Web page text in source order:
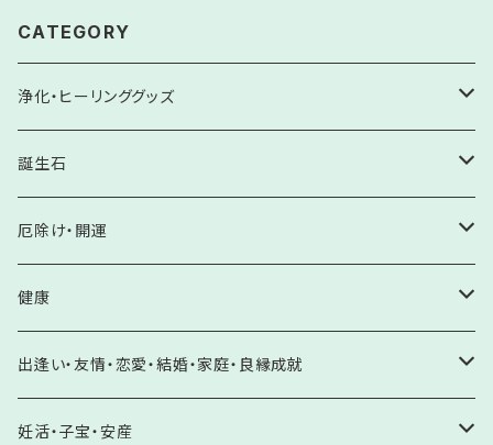
CATEGORY
浄化・ヒーリンググッズ
サザレ
水晶
水晶系（ローズクォーツ・アメジスト・シトリン他）
ヒーリングチューナー
浄化アイテム
極印 酒粕塩
岩塩
原石
水晶クラスター
サンキャッチャー
誕生石
ホロスコープ
誕生石
1月 ガーネット
2月 アメジスト・クリソベリルキャッツアイ
厄除け・開運
厄除け・邪気払い
厄年・八方除け
邪気除け・悪霊除け
開運・願望成就
未来を切り開く
健康
健康増進・体力回復
病気平癒
出逢い・友情・恋愛・結婚・家庭・良縁成就
自分らしさを輝かす・自己肯定・自信
妊活・子宝・安産